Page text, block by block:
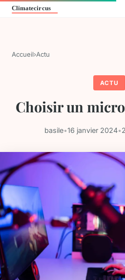
Accueil›Actu
ACTU
Choisir un
basile•16 janvier 2024•